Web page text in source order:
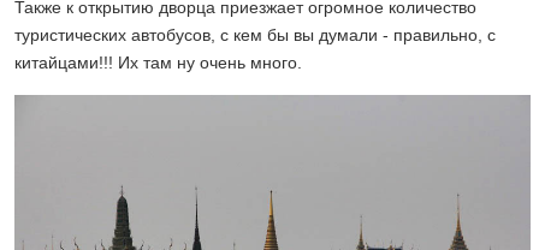
Также к открытию дворца приезжает огромное количество
туристических автобусов, с кем бы вы думали - правильно, с
китайцами!!! Их там ну очень много.